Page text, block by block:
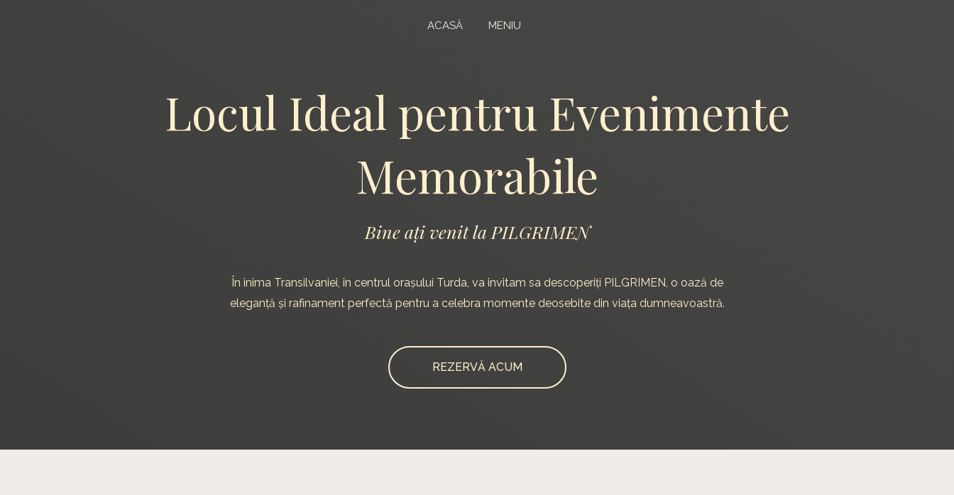
ACASĂ MENIU
Locul Ideal pentru Evenimente
Memorabile
Bine ați venit la PILGRIMEN
În inima Transilvaniei, în centrul orașului Turda, va invitam sa descoperiți PILGRIMEN, o oază de
eleganță și rafinament perfectă pentru a celebra momente deosebite din viața dumneavoastră.
REZERVĂ ACUM